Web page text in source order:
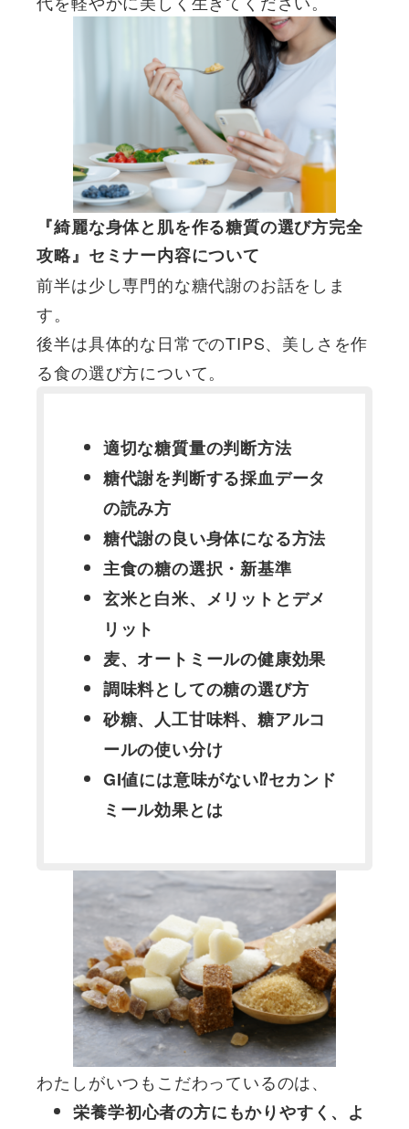
『綺麗な身体と肌を作る糖質の選び方完全
攻略』セミナー内容について
前半は少し専門的な糖代謝のお話をしま
す。
後半は具体的な日常でのTIPS、美しさを作
る食の選び方について。
適切な糖質量の判断方法
糖代謝を判断する採血データ
の読み方
糖代謝の良い身体になる方法
主食の糖の選択・新基準
玄米と白米、メリットとデメ
リット
麦、オートミールの健康効果
調味料としての糖の選び方
砂糖、人工甘味料、糖アルコ
ールの使い分け
GI値には意味がない⁉セカンド
ミール効果とは
わたしがいつもこだわっているのは、
栄養学初心者の方にもかりやすく、よ